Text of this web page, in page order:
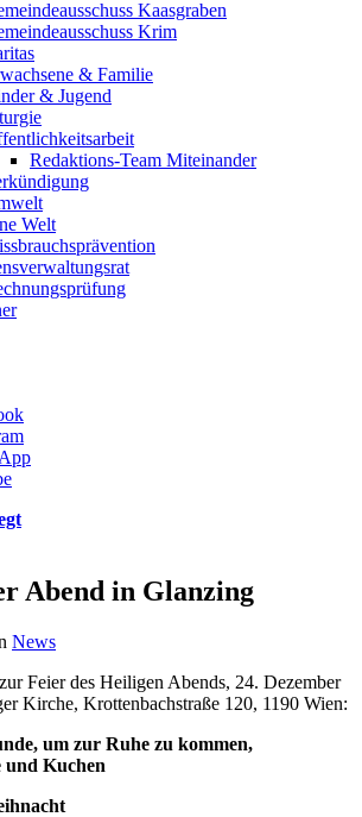
Kaasgraben
Krim
& Familie
& Jugend
Redaktions-Team Miteinander
Welt
Abend in Glanzing
News
Feier des Heiligen Abends, 24. Dezember
Kirche, Krottenbachstraße 120, 1190 Wien:
um zur Ruhe zu kommen,
und Kuchen